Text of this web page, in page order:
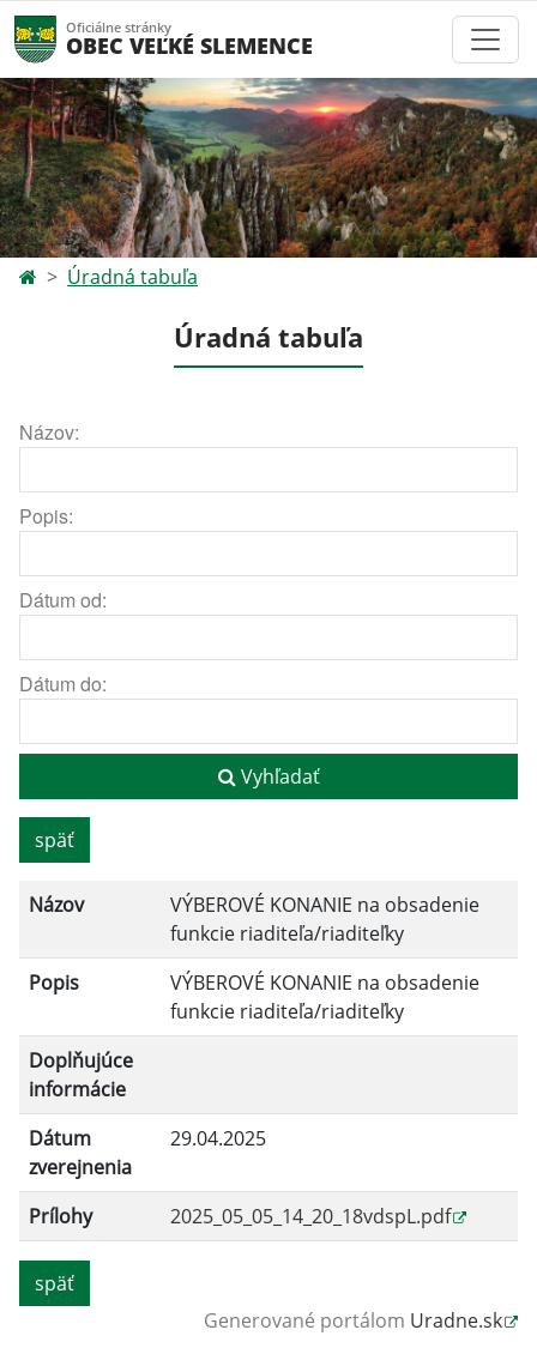
Oficiálne stránky
OBEC VEĽKÉ SLEMENCE
Úradná tabuľa
Úradná tabuľa
Názov:
Popis:
Dátum od:
Dátum do:
Vyhľadať
späť
Názov
VÝBEROVÉ KONANIE na obsadenie
funkcie riaditeľa/riaditeľky
Popis
VÝBEROVÉ KONANIE na obsadenie
funkcie riaditeľa/riaditeľky
Doplňujúce
informácie
Dátum
zverejnenia
29.04.2025
Prílohy 2025_05_05_14_20_18vdspL.pdf
späť
Generované portálom Uradne.sk